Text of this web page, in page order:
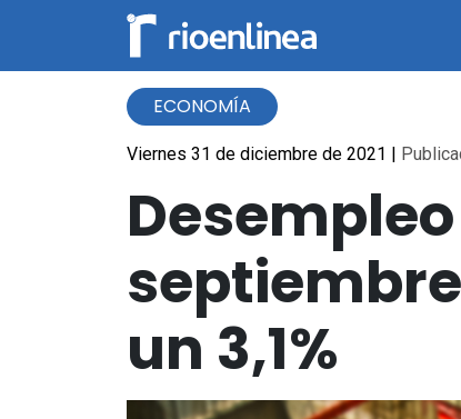
ECONOMÍA
Viernes 31 de diciembre de 2021 |
un 3,1%